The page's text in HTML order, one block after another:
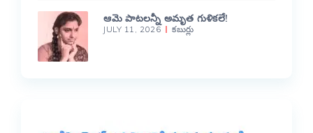
ఆమె పాటలన్నీ అమృత గుళికలే!
JULY 11, 2026 కబుర్లు